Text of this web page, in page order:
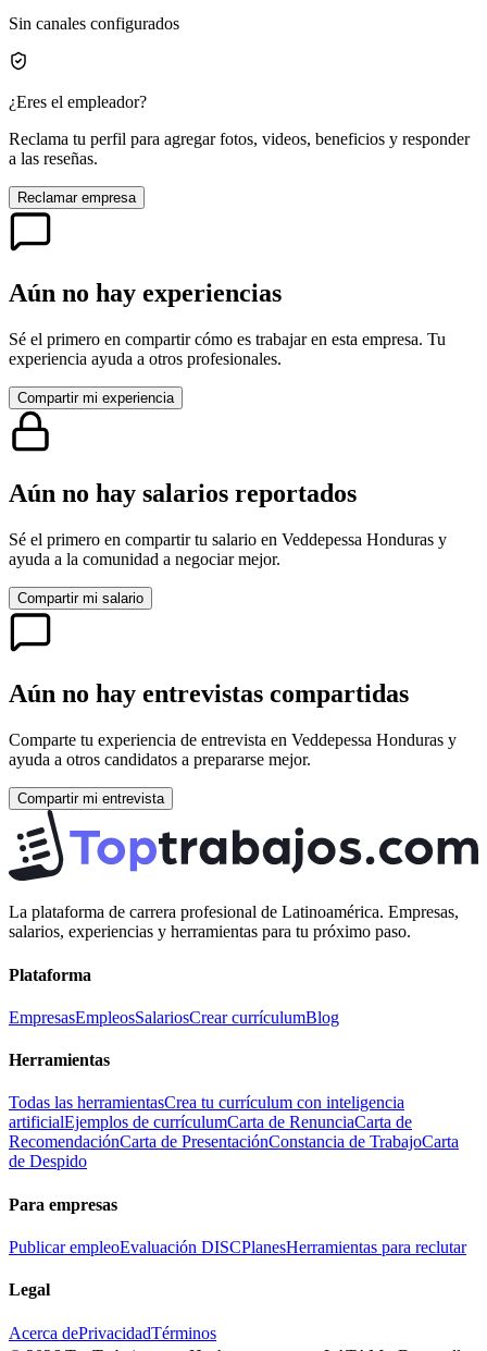
Sin canales configurados
¿Eres el empleador?
Reclama tu perfil para agregar fotos, videos, beneficios y responder
a las reseñas.
Reclamar empresa
Aún no hay experiencias
Sé el primero en compartir cómo es trabajar en esta empresa. Tu
experiencia ayuda a otros profesionales.
Compartir mi experiencia
Aún no hay salarios reportados
Sé el primero en compartir tu salario en Veddepessa Honduras y
ayuda a la comunidad a negociar mejor.
Compartir mi salario
Aún no hay entrevistas compartidas
Comparte tu experiencia de entrevista en Veddepessa Honduras y
ayuda a otros candidatos a prepararse mejor.
Compartir mi entrevista
La plataforma de carrera profesional de Latinoamérica. Empresas,
salarios, experiencias y herramientas para tu próximo paso.
Plataforma
EmpresasEmpleosSalariosCrear currículumBlog
Herramientas
Todas las herramientasCrea tu currículum con inteligencia
artificialEjemplos de currículumCarta de RenunciaCarta de
RecomendaciónCarta de PresentaciónConstancia de TrabajoCarta
de Despido
Para empresas
Publicar empleoEvaluación DISCPlanesHerramientas para reclutar
Legal
Acerca dePrivacidadTérminos